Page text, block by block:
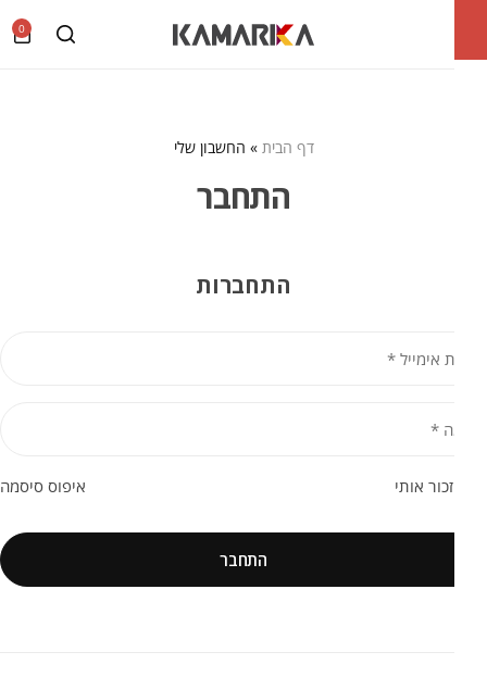
0
דף הבית »החשבון שלי
התחבר
התחברות
אימייל*
זכור אותי איפוס סיסמה
התחבר